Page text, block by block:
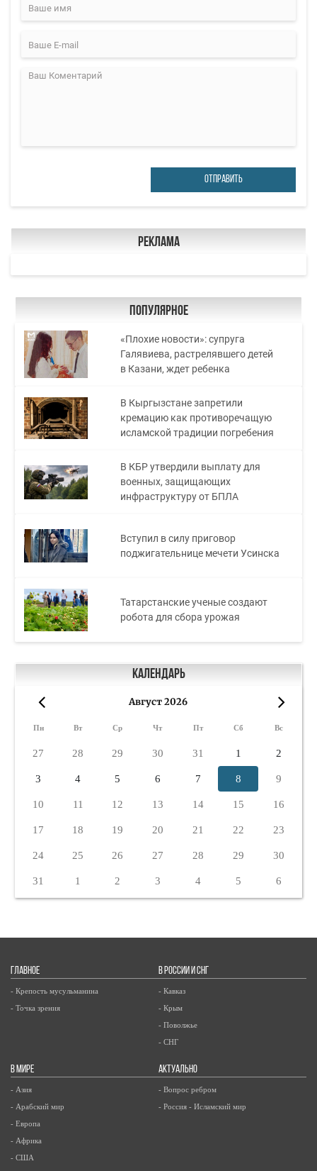
ОТПРАВИТЬ
Реклама
Популярное
«Плохие новости»: супруга
Галявиева, растрелявшего детей
в Казани, ждет ребенка
В Кыргызстане запретили
кремацию как противоречащую
исламской традиции погребения
В КБР утвердили выплату для
военных, защищающих
инфраструктуру от БПЛА
Вступил в силу приговор
поджигательнице мечети Усинска
Татарстанские ученые создают
робота для сбора урожая
Календарь
Август 2026
Пн Вт Ср Чт Пт Сб Вс
27 28 29 30 31 1 2
3 4 5 6 7 8 9
10 11 12 13 14 15 16
17 18 19 20 21 22 23
24 25 26 27 28 29 30
31 1 2 3 4 5 6
ГЛАВНОЕ
- Крепость мусульманина
- Точка зрения
В РОССИИ И СНГ
- Кавказ
- Крым
- Поволжье
- СНГ
В МИРЕ
- Азия
- Арабский мир
- Европа
- Африка
- США
АКТУАЛЬНО
- Вопрос ребром
- Россия - Исламский мир